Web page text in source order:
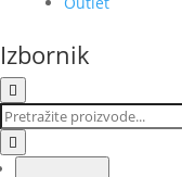
Izbornik